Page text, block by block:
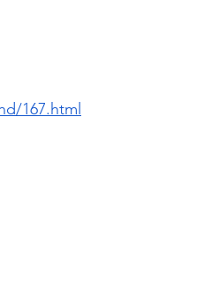
167.html